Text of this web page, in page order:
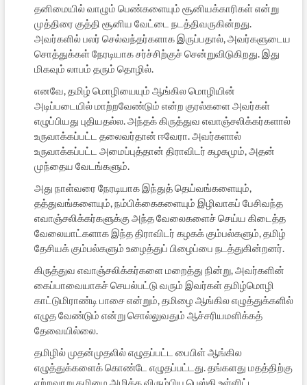
தனிமையில் வாழும் பெண்களையும் சூனியக்காரிகள் என்று
முத்திரை குத்தி சூனிய வேட்டை நடத்திவருகின்றது.
அவர்களில் பலர் செல்வந்தர்களாக இருப்பதால், அவர்களுடைய
சொத்துக்கள் நேரடியாக சர்ச்சிற்குச் சென்றுவிடுகிறது. இது
மிகவும் லாபம் தரும் தொழில்.
எனவே, தமிழ் மொழியையும் ஆங்கில மொழியின்
அடிப்படையில் மாற்றவேண்டும் என்ற குரல்களை அவர்கள்
எழுப்பியது புதியதல்ல. அந்தக் கிருத்துவ எவாஞ்சலிக்கர்களால்
உருவாக்கப்பட்ட தலைவர்தான் ஈவேரா. அவர்களால்
உருவாக்கப்பட்ட அமைப்புத்தான் திராவிடர் கழகமும், அதன்
முந்தைய வேடங்களும்.
அது நாள்வரை நேரடியாக இந்துத் தெய்வங்களையும்,
தத்துவங்களையும், நம்பிக்கைகளையும் இழிவாகப் பேசிவந்த
எவாஞ்சலிக்கர்களுக்கு அந்த வேலைகளைச் செய்ய கிடைத்த
வேலையாட்களாக இந்த திராவிடர் கழகக் கும்பல்களும், தமிழ்
தேசியக் கும்பல்களும் உழைத்துப் பிழைப்பை நடத்துகின்றனர்.
கிருத்துவ எவாஞ்சலிக்கர்களை மறைத்து நின்று, அவர்களின்
கைப்பாவையாகச் செயல்பட்டு வரும் இவர்கள் தமிழ்மொழி
காட்டுமிராண்டி பாசை என்றும், தமிழை ஆங்கில எழுத்துக்களில்
எழுத வேண்டும் என்று சொல்லுவதும் ஆச்சரியமளிக்கத்
தேவையில்லை.
தமிழில் முதன்முதலில் எழுதப்பட்ட பைபிள் ஆங்கில
எழுத்துக்களைக் கொண்டே எழுதப்பட்டது. தங்களது மதத்திற்கு
ஏற்றவாறு தமிழை அழிக்க விரும்பிய பெஸ்கி உள்ளிட்ட